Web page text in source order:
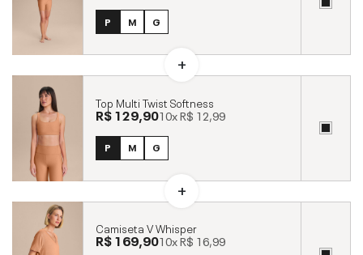
P M G
Top Multi Twist Softness
R$ 129,9010xR$ 12,99
P M G
Camiseta V Whisper
R$ 169,9010xR$ 16,99